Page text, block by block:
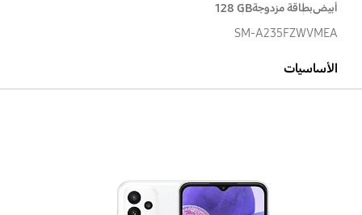
أبيضبطاقة مزدوجة‎‎128 GB‎‎
SM-A235FZWVMEA
الأساسيات